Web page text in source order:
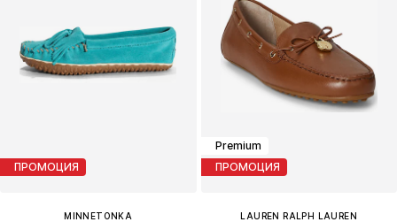
ПРОМОЦИЯ
MINNETONKA
Premium
ПРОМОЦИЯ
LAUREN RALPH LAUREN